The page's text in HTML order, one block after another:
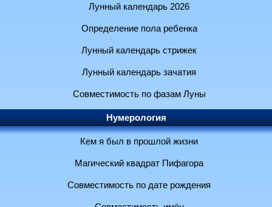
Лунный календарь 2026
Определение пола ребенка
Лунный календарь стрижек
Лунный календарь зачатия
Совместимость по фазам Луны
Нумерология
Кем я был в прошлой жизни
Магический квадрат Пифагора
Совместимость по дате рождения